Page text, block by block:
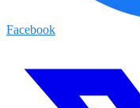
Facebook